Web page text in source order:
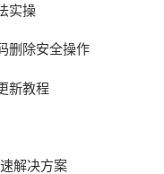
实操
删除安全操作
新教程
解决方案